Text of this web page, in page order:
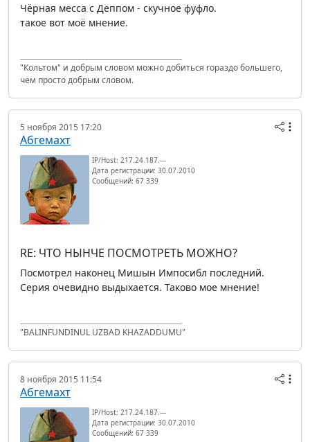
Чёрная месса с Деппом - скучное фуфло.
такое вот моё мнение.
"Кольтом" и добрым словом можно добиться гораздо большего,
чем просто добрым словом.
5 ноября 2015 17:20
Абгемахт
IP/Host: 217.24.187.---
Дата регистрации: 30.07.2010
Сообщений: 67 339
RE: ЧТО НЫНЧЕ ПОСМОТРЕТЬ МОЖНО?
Посмотрел наконец Мишын Импосибл последний.
Серия очевидно выдыхается. Таково мое мнение!
"BALINFUNDINUL UZBAD KHAZADDUMU"
8 ноября 2015 11:54
Абгемахт
IP/Host: 217.24.187.---
Дата регистрации: 30.07.2010
Сообщений: 67 339